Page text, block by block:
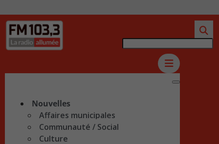
Nouvelles
Affaires municipales
Communauté / Social
Culture